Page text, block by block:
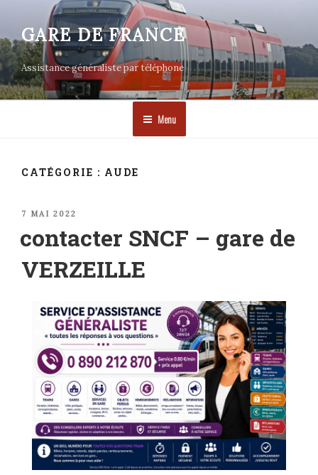
contenu
principal
GARE DE FRANCE
Assistance généraliste par téléphone
Menu
CATÉGORIE : AUDE
PUBLIÉ
7 MAI 2022
contacter SNCF – gare de
VERZEILLE